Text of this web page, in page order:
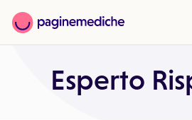
Esperto